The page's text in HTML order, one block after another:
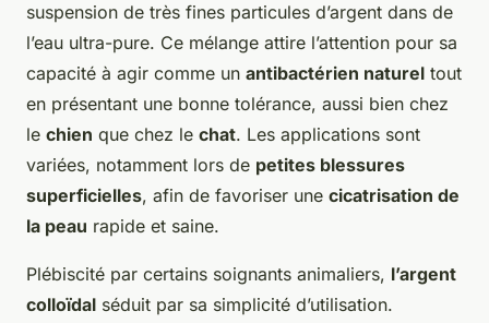
suspension de très fines particules d’argent dans de
l’eau ultra-pure. Ce mélange attire l’attention pour sa
capacité à agir comme un antibactérien naturel tout
en présentant une bonne tolérance, aussi bien chez
le chien que chez le chat. Les applications sont
variées, notamment lors de petites blessures
superficielles, afin de favoriser une cicatrisation de
la peau rapide et saine.
Plébiscité par certains soignants animaliers, l’argent
colloïdal séduit par sa simplicité d’utilisation.